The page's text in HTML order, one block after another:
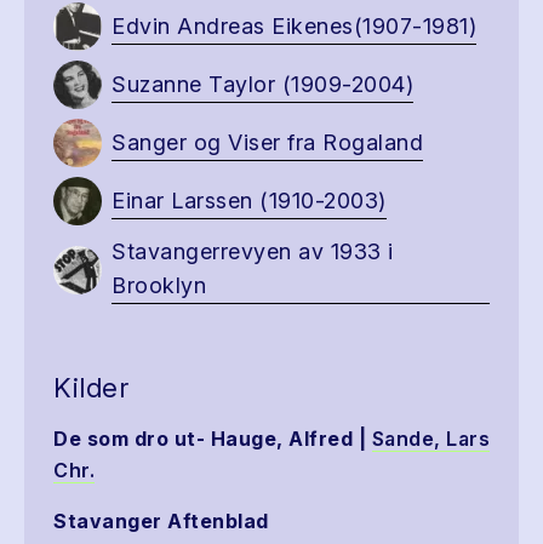
Edvin Andreas Eikenes(1907-1981)
Suzanne Taylor (1909-2004)
Sanger og Viser fra Rogaland
Einar Larssen (1910-2003)
Stavangerrevyen av 1933 i
Brooklyn
Kilder
De som dro ut- Hauge, Alfred | Sande, Lars
Chr.
Stavanger Aftenblad